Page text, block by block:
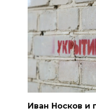
Иван Носков и